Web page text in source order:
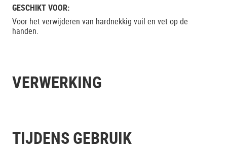
GESCHIKT VOOR:
Voor het verwijderen van hardnekkig vuil en vet op de
handen.
VERWERKING
TIJDENS GEBRUIK